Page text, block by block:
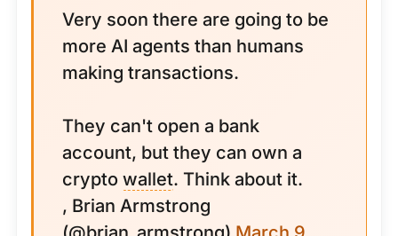
Very soon there are going to be
more AI agents than humans
making transactions.
They can't open a bank
account, but they can own a
crypto wallet. Think about it.
, Brian Armstrong